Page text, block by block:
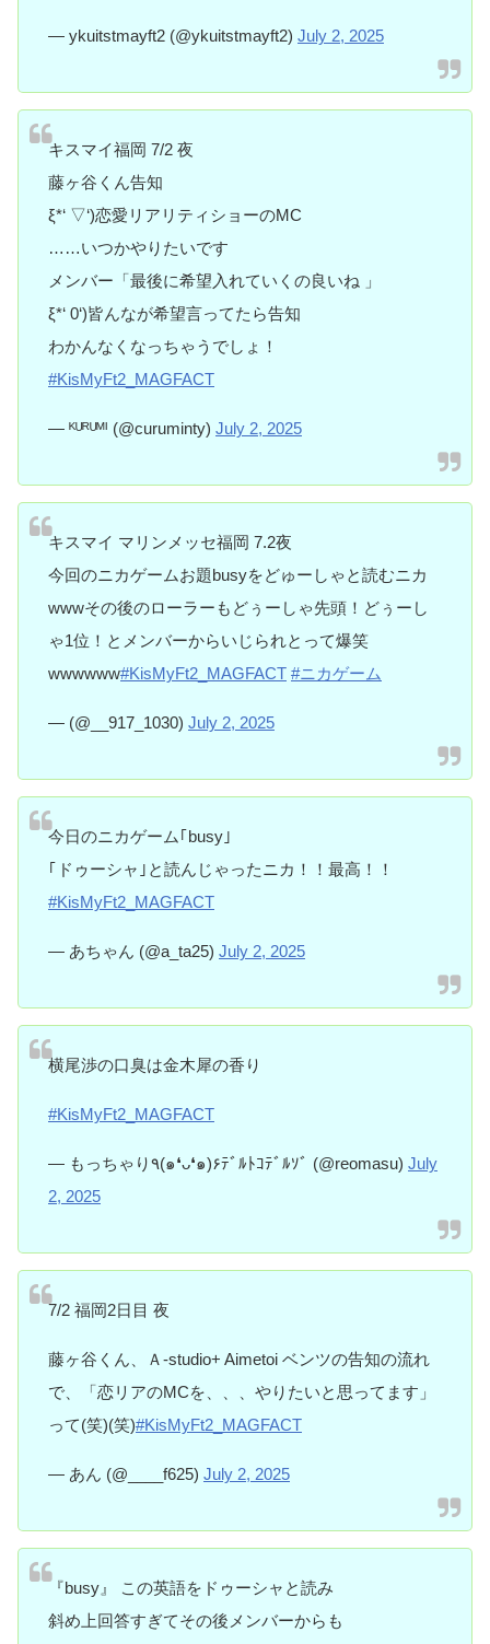
— ykuitstmayft2 (@ykuitstmayft2) July 2, 2025
キスマイ福岡 7/2 夜
藤ヶ谷くん告知
ξ*‘ ▽‘)恋愛リアリティショーのMC
……いつかやりたいです
メンバー「最後に希望入れていくの良いね 」
ξ*‘ 0‘)皆んなが希望言ってたら告知
わかんなくなっちゃうでしょ！
#KisMyFt2_MAGFACT
— ᴷᵁᴿᵁᴹᴵ (@curuminty) July 2, 2025
キスマイ マリンメッセ福岡 7.2夜
今回のニカゲームお題busyをどゅーしゃと読むニカ
wwwその後のローラーもどぅーしゃ先頭！どぅーし
ゃ1位！とメンバーからいじられとって爆笑
wwwwww#KisMyFt2_MAGFACT #ニカゲーム
— (@__917_1030) July 2, 2025
今日のニカゲーム｢busy｣
｢ドゥーシャ｣と読んじゃったニカ！！最高！！
#KisMyFt2_MAGFACT
— あちゃん (@a_ta25) July 2, 2025
横尾渉の口臭は金木犀の香り
#KisMyFt2_MAGFACT
— もっちゃり٩(๑❛ᴗ❛๑)۶ﾃﾞﾙﾄｺﾃﾞﾙｿﾞ (@reomasu) July
2, 2025
7/2 福岡2日目 夜
藤ヶ谷くん、Ａ-studio+ Aimetoi ベンツの告知の流れ
で、「恋リアのMCを、、、やりたいと思ってます」
って(笑)(笑)#KisMyFt2_MAGFACT
— あん (@____f625) July 2, 2025
『busy』 この英語をドゥーシャと読み
斜め上回答すぎてその後メンバーからも